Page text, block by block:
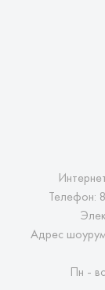
Телефон:
Адрес
Пн -